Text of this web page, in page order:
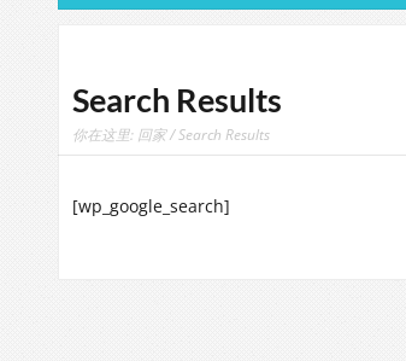
Search Results
你在这里: 回家/Search Results
[wp_google_search]